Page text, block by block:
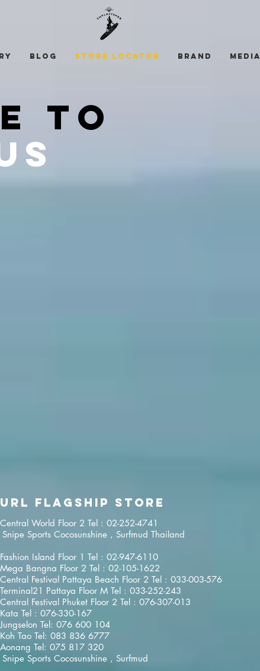
Blog STORE LOCATOR Brand Media
TO
FLAGSHIP STORE
Central World Floor 2 Tel : 02-252-4741
Sports Cocosunshine , Surfmud Thailand
Fashion Island Floor 1 Tel : 02-947-6110
Mega Bangna Floor 2 Tel : 02-105-1622
Central Festival Pattaya Beach Floor 2 Tel : 033-003-576
Terminal21 Pattaya Floor M Tel : 033-252-243
Central Festival Phuket Floor 2 Tel : 076-307-013
Kata Tel : 076-330-167
Jungselon Tel: 076 600 104
Koh Tao Tel: 083 836 6777
Aonang Tel: 075 817 320
Sports Cocosunshine , Surfmud